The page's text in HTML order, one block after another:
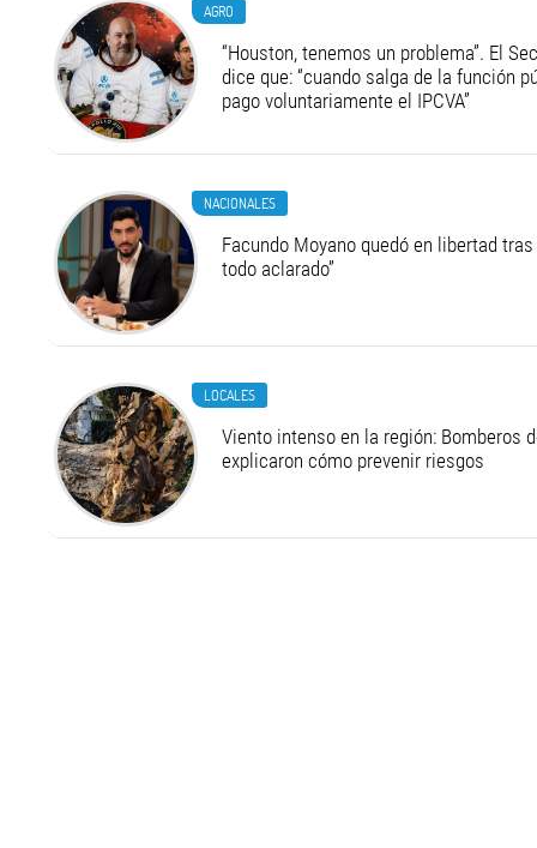
AGRO
“Houston, tenemos un problema”. El
dice que: “cuando salga de la función
pago voluntariamente el IPCVA”
NACIONALES
Facundo Moyano quedó en libertad
todo aclarado”
LOCALES
Viento intenso en la región: Bomberos
explicaron cómo prevenir riesgos